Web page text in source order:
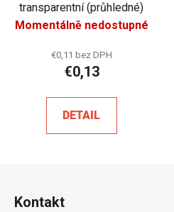
transparentní (průhledné)
Momentálně nedostupné
€0,11 bez DPH
€0,13
DETAIL
Kontakt